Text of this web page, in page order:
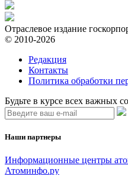
Отраслевое издание
© 2010-2026
Редакция
Контакты
Политика обработки
Будьте в курсе всех важных
Наши партнеры
Информационные центры
Атоминфо.ру